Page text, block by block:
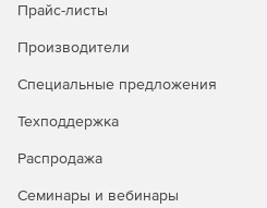
Прайс-листы
Производители
Специальные предложения
Техподдержка
Распродажа
Семинары и вебинары